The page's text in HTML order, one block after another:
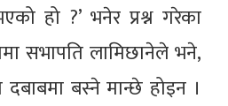
हो ?’ भनेर प्रश्न गरेका
सभापति लामिछानेले भने,
बस्ने मान्छे होइन ।